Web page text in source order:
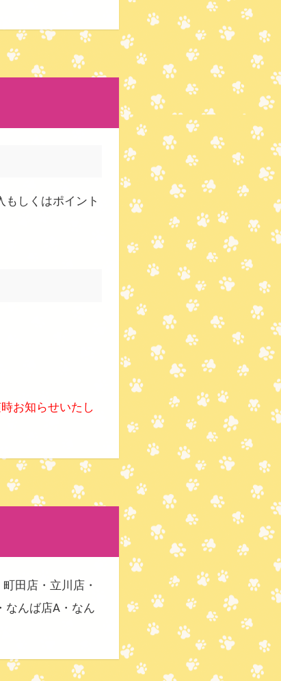
もしくはポイント
お知らせいたし
田店・立川店・
なんば店A・なん